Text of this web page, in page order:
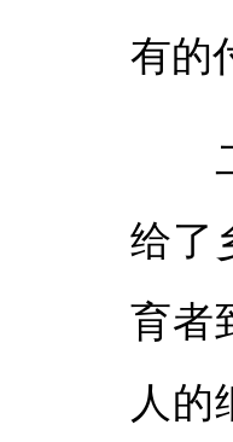
有的
二
给了
育者
人的